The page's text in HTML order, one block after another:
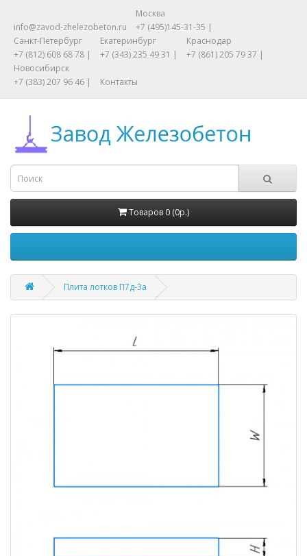
info@zavod-zhelezobeton.ru
Москва
+7 (495)145-31-35 |
Санкт-Петербург
+7 (812) 608 68 78 |
Екатеринбург
+7 (343) 235 49 31 |
Краснодар
+7 (861) 205 79 37 |
Новосибирск
+7 (383) 207 96 46 |
Контакты
Товаров 0 (0р.)
Плита лотков П7д-3а